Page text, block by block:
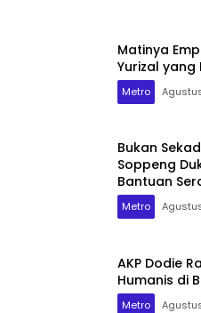
Matinya
Yurizal yang
Metro
Bukan
Soppeng
Bantuan
Metro
AKP Dodie
Humanis di
Metro